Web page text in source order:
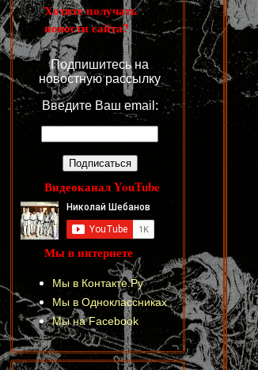
Хотите получать
новости сайта?
Подпишитесь на
новостную рассылку
Введите Ваш email:
Видеоканал YouTube
Мы в интернете
Мы в Контакте.Ру
Мы в Одноклассниках
Мы на Facebook